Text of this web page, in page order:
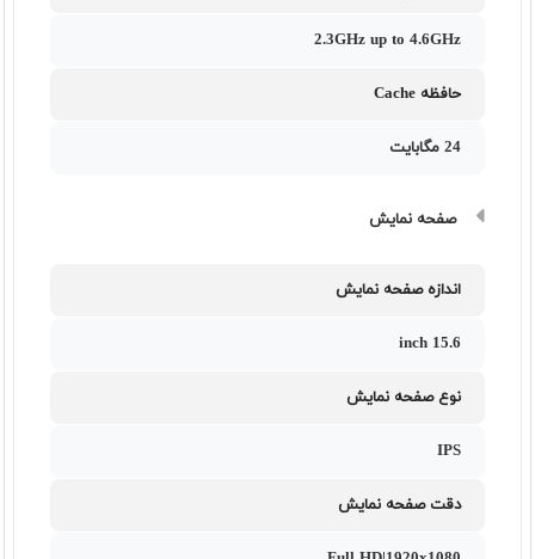
2.3GHz up to 4.6GHz
حافظه Cache
24 مگابایت
صفحه نمایش
اندازه صفحه نمایش
15.6 inch
نوع صفحه نمایش
IPS
دقت صفحه نمایش